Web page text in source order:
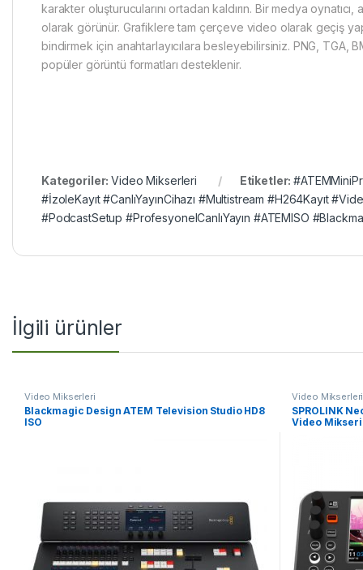
karakter oluşturucularını ortadan kaldırın. Bir medya oynatıcı,
olarak görünür. Grafiklere tam çerçeve video olarak geçiş
bindirmek için anahtarlayıcılara besleyebilirsiniz. PNG, TGA,
popüler görüntü formatları desteklenir.
Kategoriler:Video Mikserleri Etiketler:
#İzoleKayıt #CanlıYayınCihazı #Multistream #H264Kayıt
#PodcastSetup #ProfesyonelCanlıYayın #ATEMISO
İlgili ürünler
Video Mikserleri
Blackmagic Design ATEM Television Studio HD8
ISO
Video Mikserleri
SPROLINK
Video Mikseri